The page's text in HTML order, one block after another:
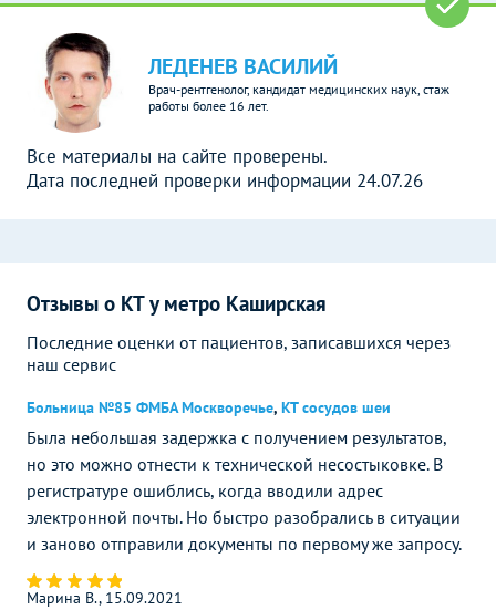
ЛЕДЕНЕВ ВАСИЛИЙ
Врач-рентгенолог, кандидат медицинских наук, стаж
работы более 16 лет.
Все материалы на сайте проверены.
Дата последней проверки информации 24.07.26
Отзывы о КТ у метро Каширская
Последние оценки от пациентов, записавшихся через
наш сервис
Больница №85 ФМБА Москворечье, КТ сосудов шеи
Была небольшая задержка с получением результатов,
но это можно отнести к технической несостыковке. В
регистратуре ошиблись, когда вводили адрес
электронной почты. Но быстро разобрались в ситуации
и заново отправили документы по первому же запросу.
Марина В., 15.09.2021